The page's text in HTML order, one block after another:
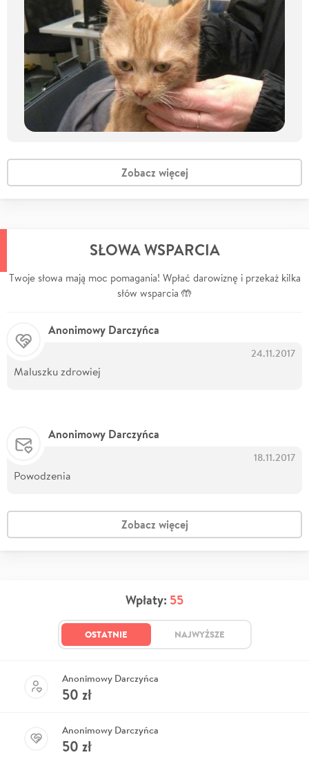
Zobacz więcej
SŁOWA WSPARCIA
Twoje słowa mają moc pomagania! Wpłać darowiznę i przekaż kilka
słów wsparcia 🤲
Anonimowy Darczyńca
24.11.2017
Maluszku zdrowiej
Anonimowy Darczyńca
18.11.2017
Powodzenia
Zobacz więcej
Wpłaty: 55
OSTATNIE NAJWYŻSZE
Anonimowy Darczyńca
50 zł
Anonimowy Darczyńca
50 zł